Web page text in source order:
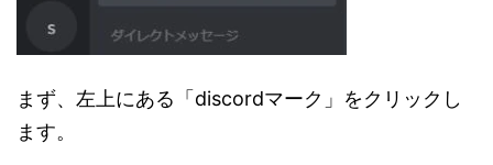
まず、左上にある「discordマーク」をクリックし
ます。